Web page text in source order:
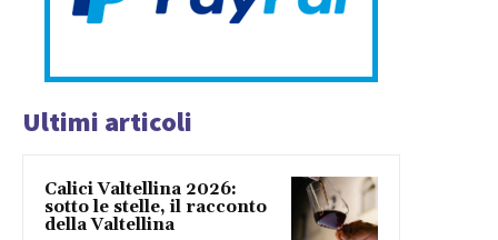
Ultimi articoli
Calici Valtellina 2026:
sotto le stelle, il racconto
della Valtellina